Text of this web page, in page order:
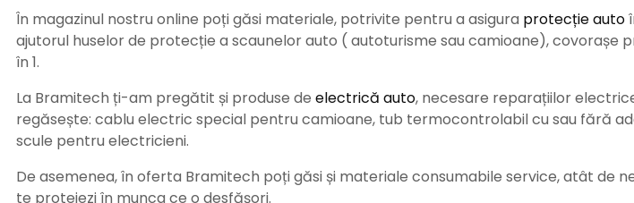
În magazinul nostru online poți găsi materiale, potrivite pentru a asigura protecție autoî
ajutorul huselor de protecție a scaunelor auto ( autoturisme sau camioane), covorașe
în 1.
La Bramitech ți-am pregătit și produse de electrică auto, necesare reparațiilor
regăsește: cablu electric special pentru camioane, tub termocontrolabil cu sau fără
scule pentru electricieni.
De asemenea, în oferta Bramitech poți găsi și materiale consumabile service, atât de
te protejezi în munca ce o desfășori.